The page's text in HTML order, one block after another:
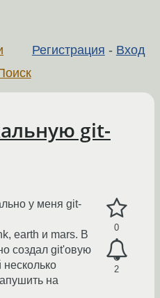
Регистрация - Вход
git-
0
2
у меня git-
earth и mars. В
создал git'овую
несколько
на